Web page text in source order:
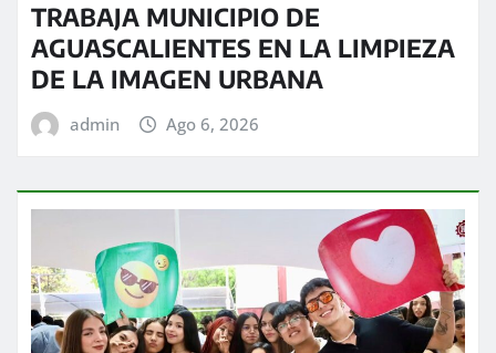
TRABAJA MUNICIPIO DE
AGUASCALIENTES EN LA LIMPIEZA
DE LA IMAGEN URBANA
admin Ago 6, 2026